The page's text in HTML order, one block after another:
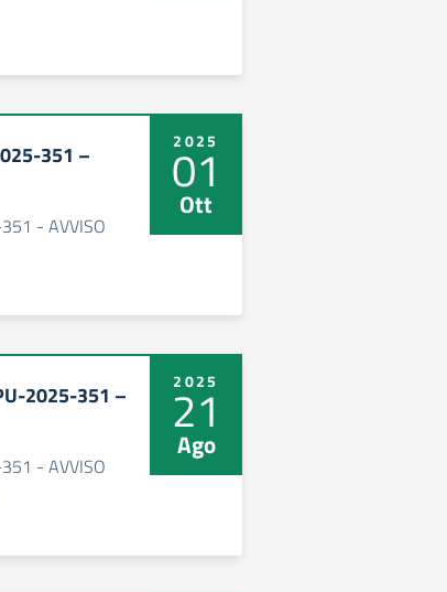
2025
01
Ott
351 –
- AVVISO
2025
21
Ago
2025-351 –
- AVVISO